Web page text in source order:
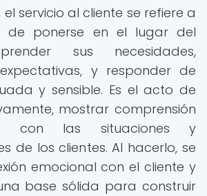
servicio al cliente se refiere a
de ponerse en el lugar del
sus necesidades,
y responder de
y sensible. Es el acto de
mostrar comprensión
con las situaciones y
de los clientes. Al hacerlo, se
emocional con el cliente y
base sólida para construir